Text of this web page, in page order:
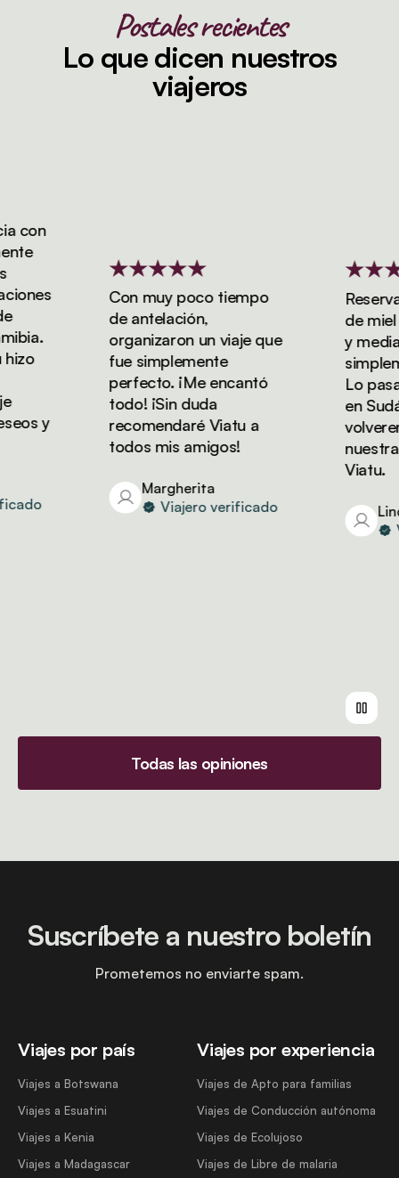
Postales recientes
Lo que dicen nuestros
viajeros
y
Con muy poco tiempo
de antelación,
organizaron un viaje que
fue simplemente
perfecto. ¡Me encantó
todo! ¡Sin duda
recomendaré Viatu a
todos mis amigos!
Margherita
Viajero verificado
de miel
y media
Lo
en
Viatu.
Linda
Todas las opiniones
Viajes por país
Viajes a Botswana
Viajes a Esuatini
Viajes a Kenia
Viajes a Madagascar
Viajes por experiencia
Viajes de Apto para familias
Viajes de Conducción autónoma
Viajes de Ecolujoso
Viajes de Libre de malaria
Suscríbete a nuestro boletín
Prometemos no enviarte spam.